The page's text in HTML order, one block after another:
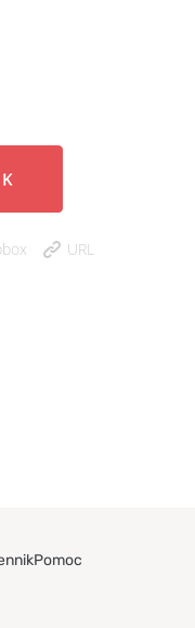
URL
Pomoc